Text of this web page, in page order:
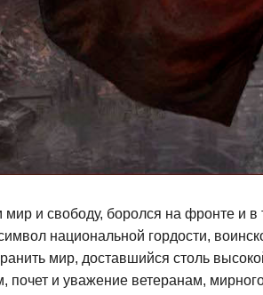
и свободу, боролся на фронте и
национальной гордости,
мир, доставшийся столь
почет и уважение ветеранам,